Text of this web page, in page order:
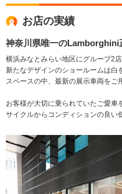
お店の実績
神奈川県唯一のLamborghini
横浜みなとみらい地区にグループ2
新たなデザインのショールームは白
スペースの中、最新の展示車両をご
お客様が大切に乗られていたご愛車
サイクルからコンディションの良い